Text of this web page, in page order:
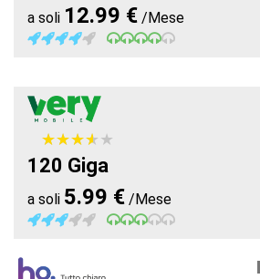
a soli 12.99 € /Mese
★★★★★
★★★★★
120 Giga
a soli 5.99 € /Mese